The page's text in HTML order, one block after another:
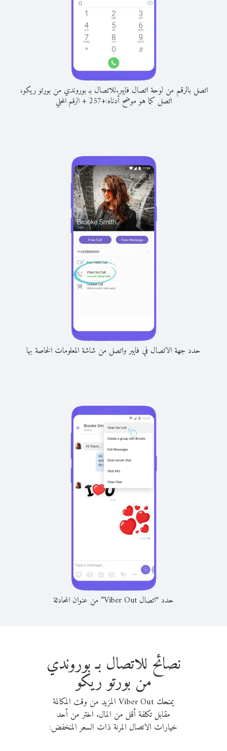
اتصل بالرقم من لوحة اتصال فايبر.للاتصال بـ بوروندي من بورتو ريكو،
اتصل كما هو موضح أدناه:+
257
+الرقم المحلي
حدد جهة الاتصال في فايبر واتصل من شاشة المعلومات الخاصة بها
حدد “اتصال Viber Out” من عنوان المحادثة
نصائح للاتصال بـ بوروندي
من بورتو ريكو
يمنحك Viber Out المزيد من وقت المكالمة
مقابل تكلفة أقل من المال. اختر من أحد
خيارات الاتصال المرنة ذات السعر المنخفض: